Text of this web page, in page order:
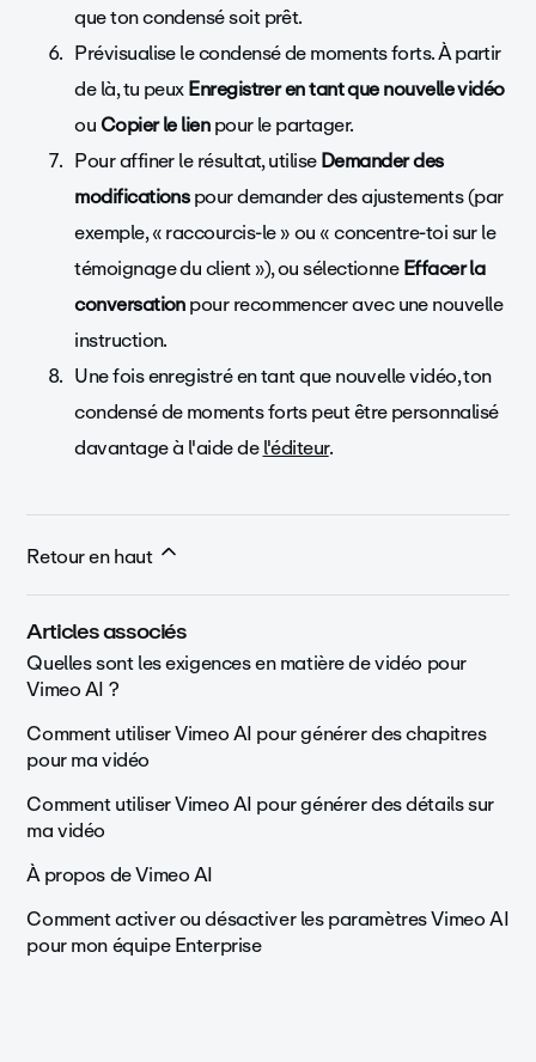
que ton condensé soit prêt.
Prévisualise le condensé de moments forts. À partir
de là, tu peuxEnregistrer en tant que nouvelle vidéo
ouCopier le lienpour le partager.
Pour affiner le résultat, utiliseDemander des
modificationspour demander des ajustements (par
exemple, « raccourcis-le » ou « concentre-toi sur le
témoignage du client »), ou sélectionneEffacer la
conversationpour recommencer avec une nouvelle
instruction.
Une fois enregistré en tant que nouvelle vidéo, ton
condensé de moments forts peut être personnalisé
davantage à l'aide del'éditeur.
Retour en haut
Articles associés
Quelles sont les exigences en matière de vidéo pour
Vimeo AI ?
Comment utiliser Vimeo AI pour générer des chapitres
pour ma vidéo
Comment utiliser Vimeo AI pour générer des détails sur
ma vidéo
À propos de Vimeo AI
Comment activer ou désactiver les paramètres Vimeo AI
pour mon équipe Enterprise